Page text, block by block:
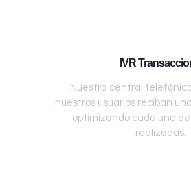
IVR
Nuestra central
nuestros usuarios reciban
optimizando cada una
realizadas.